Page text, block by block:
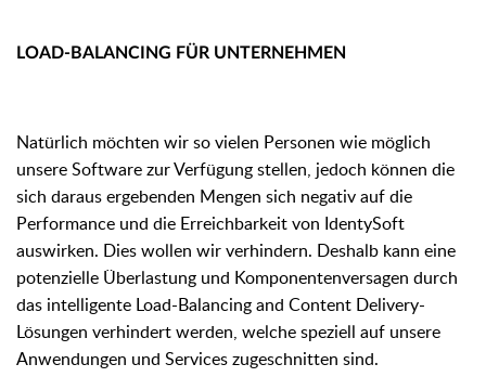
LOAD-BALANCING FÜR UNTERNEHMEN
Natürlich möchten wir so vielen Personen wie möglich
unsere Software zur Verfügung stellen, jedoch können die
sich daraus ergebenden Mengen sich negativ auf die
Performance und die Erreichbarkeit von IdentySoft
auswirken. Dies wollen wir verhindern. Deshalb kann eine
potenzielle Überlastung und Komponentenversagen durch
das intelligente Load-Balancing and Content Delivery-
Lösungen verhindert werden, welche speziell auf unsere
Anwendungen und Services zugeschnitten sind.